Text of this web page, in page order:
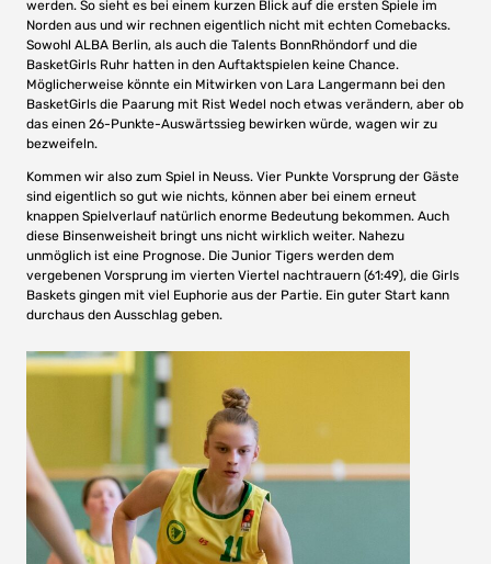
werden. So sieht es bei einem kurzen Blick auf die ersten Spiele im
Norden aus und wir rechnen eigentlich nicht mit echten Comebacks.
Sowohl ALBA Berlin, als auch die Talents BonnRhöndorf und die
BasketGirls Ruhr hatten in den Auftaktspielen keine Chance.
Möglicherweise könnte ein Mitwirken von Lara Langermann bei den
BasketGirls die Paarung mit Rist Wedel noch etwas verändern, aber ob
das einen 26-Punkte-Auswärtssieg bewirken würde, wagen wir zu
bezweifeln.
Kommen wir also zum Spiel in Neuss. Vier Punkte Vorsprung der Gäste
sind eigentlich so gut wie nichts, können aber bei einem erneut
knappen Spielverlauf natürlich enorme Bedeutung bekommen. Auch
diese Binsenweisheit bringt uns nicht wirklich weiter. Nahezu
unmöglich ist eine Prognose. Die Junior Tigers werden dem
vergebenen Vorsprung im vierten Viertel nachtrauern (61:49), die Girls
Baskets gingen mit viel Euphorie aus der Partie. Ein guter Start kann
durchaus den Ausschlag geben.